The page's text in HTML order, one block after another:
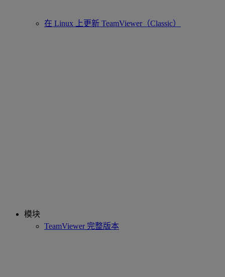
在 Linux 上更新 TeamViewer（Classic）
模块
TeamViewer 完整版本